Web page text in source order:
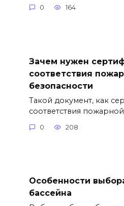
0 164
Зачем нужен
соответствия
безопасности
Такой документ, как
соответствия пожарной
0 208
Особенности
бассейна